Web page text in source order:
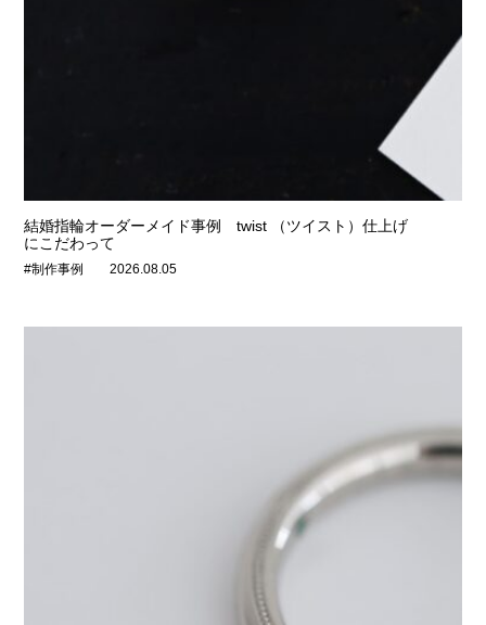
結婚指輪オーダーメイド事例 twist （ツイスト）仕上げ
にこだわって
#制作事例 2026.08.05